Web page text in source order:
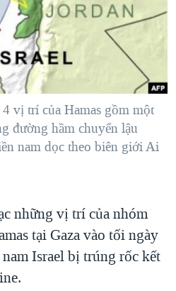
TẠI DẢI GAZA
ĐƯỜNG
HẠ 'BÊN THẮNG CUỘC'
NAY
Ở VIỆT NAM
TẠI VIỆT NAM
PHỦ VIỆT NAM
TRỘM HẢI SÂM
vị trí của Hamas gồm một
đường hầm chuyển lậu
nam dọc theo biên giới Ai
những vị trí của nhóm
tại Gaza vào tối ngày
Israel bị trúng rốc kết